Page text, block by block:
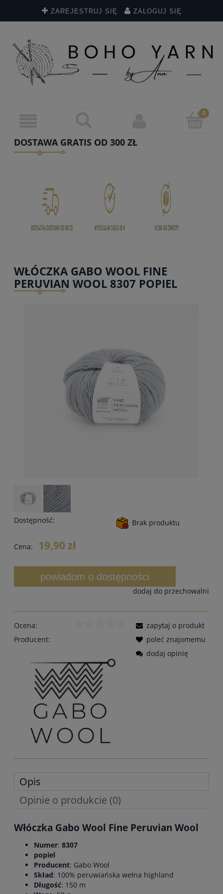
ZAREJESTRUJ SIĘ ZALOGUJ SIĘ
DOSTAWA GRATIS OD 300 ZŁ
WŁÓCZKA GABO WOOL FINE
PERUVIAN WOOL 8307 POPIEL
Dostępność: Brak produktu
Cena: 19,90 zł
powiadom o dostępności
dodaj do przechowalni
Ocena:
Producent:
zapytaj o produkt
poleć znajomemu
dodaj opinię
Opis
Opinie o produkcie (0)
Włóczka Gabo Wool Fine Peruvian Wool
Numer: 8307
popiel
Producent: Gabo Wool
Skład: 100% peruwiańska wełna highland
Długość: 150 m